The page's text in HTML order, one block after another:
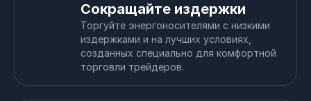
Сокращайте издержки
Торгуйте энергоносителями с низкими
издержками и на лучших условиях,
созданных специально для комфортной
торговли трейдеров.